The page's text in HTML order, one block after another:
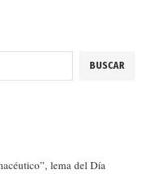
BUSCAR
lema del Día